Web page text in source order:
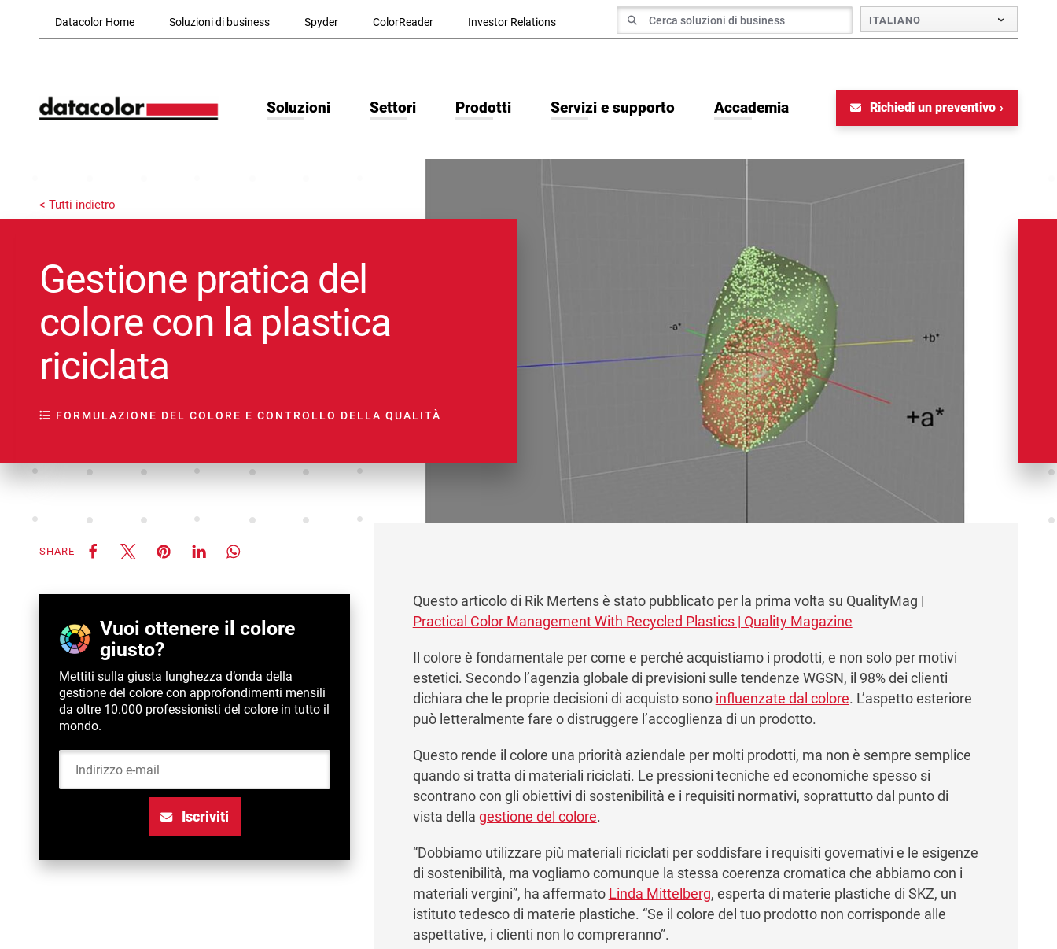
Datacolor Home Soluzioni di business Spyder ColorReader Investor Relations ricerca di
Cerca Ricerca
ITALIANO
Soluzioni Settori Prodotti Servizi e supporto Accademia Richiedi un preventivo
< Tutti indietro
Gestione pratica del
colore con la plastica
riciclata
FORMULAZIONE DEL COLORE E CONTROLLO DELLA QUALITÀ
SHARE
Vuoi ottenere il colore
giusto?
Mettiti sulla giusta lunghezza d’onda della
gestione del colore con approfondimenti mensili
da oltre 10.000 professionisti del colore in tutto il
mondo.
Indirizzo e-mail
Iscriviti
Questo articolo di Rik Mertens è stato pubblicato per la prima volta su QualityMag |
Practical Color Management With Recycled Plastics | Quality Magazine
Il colore è fondamentale per come e perché acquistiamo i prodotti, e non solo per motivi
estetici. Secondo l’agenzia globale di previsioni sulle tendenze WGSN, il 98% dei clienti
dichiara che le proprie decisioni di acquisto sono influenzate dal colore. L’aspetto esteriore
può letteralmente fare o distruggere l’accoglienza di un prodotto.
Questo rende il colore una priorità aziendale per molti prodotti, ma non è sempre semplice
quando si tratta di materiali riciclati. Le pressioni tecniche ed economiche spesso si
scontrano con gli obiettivi di sostenibilità e i requisiti normativi, soprattutto dal punto di
vista della gestione del colore.
“Dobbiamo utilizzare più materiali riciclati per soddisfare i requisiti governativi e le esigenze
di sostenibilità, ma vogliamo comunque la stessa coerenza cromatica che abbiamo con i
materiali vergini”, ha affermato Linda Mittelberg, esperta di materie plastiche di SKZ, un
istituto tedesco di materie plastiche. “Se il colore del tuo prodotto non corrisponde alle
aspettative, i clienti non lo compreranno”.